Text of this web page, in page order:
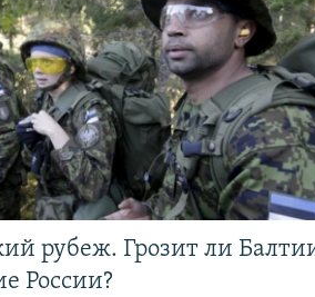
рубеж. Грозит ли
России?